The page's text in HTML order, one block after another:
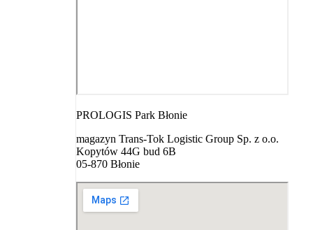
PROLOGIS Park Błonie
magazyn Trans-Tok Logistic Group Sp. z o.o.
Kopytów 44G bud 6B
05-870 Błonie